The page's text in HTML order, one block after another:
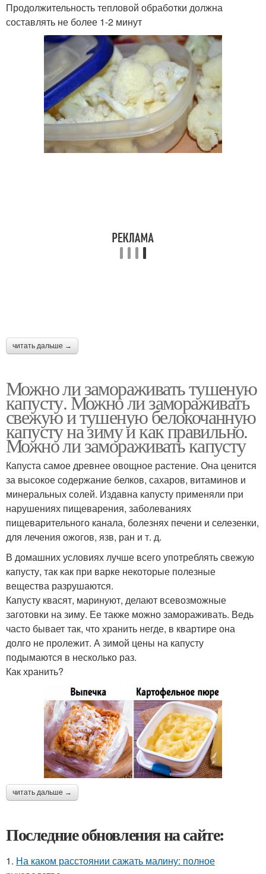
Продолжительность тепловой обработки должна
составлять не более 1-2 минут
читать дальше →
Можно ли замораживать тушеную
капусту. Можно ли замораживать
свежую и тушеную белокочанную
капусту на зиму и как правильно.
Можно ли замораживать капусту
Капуста самое древнее овощное растение. Она ценится
за высокое содержание белков, сахаров, витаминов и
минеральных солей. Издавна капусту применяли при
нарушениях пищеварения, заболеваниях
пищеварительного канала, болезнях печени и селезенки,
для лечения ожогов, язв, ран и т. д.
В домашних условиях лучше всего употреблять свежую
капусту, так как при варке некоторые полезные
вещества разрушаются.
Капусту квасят, маринуют, делают всевозможные
заготовки на зиму. Ее также можно замораживать. Ведь
часто бывает так, что хранить негде, в квартире она
долго не пролежит. А зимой цены на капусту
подымаются в несколько раз.
Как хранить?
читать дальше →
Последние обновления на сайте:
1. На каком расстоянии сажать малину: полное